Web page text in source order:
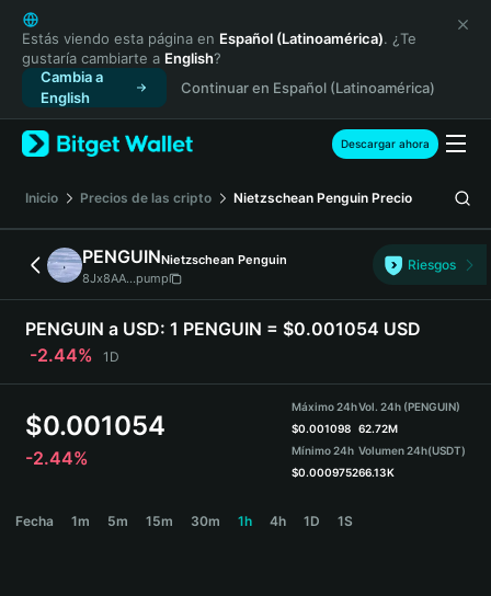
English
日本語
Tiếng Việt
Русский
Español (Latinoamérica)
Türkçe
Français
Deutsch
简体中文
繁體中文
Português (Portugal)
Bahasa Indonesia
ภาษาไทย
हिन्दी
Español
Português (Brasil)
Estás viendo esta página en Español (Latinoamérica). ¿Te
gustaría cambiarte a English?
Cambia a
English
Continuar en Español (Latinoamérica)
Descargar ahora
Inicio Precios de las cripto Nietzschean Penguin Precio
PENGUINNietzschean Penguin
8Jx8AA...pump
Riesgos
PENGUIN a USD: 1 PENGUIN = $0.001054 USD
-2.44%
1D
$0.001054
-2.44%
Máximo 24h
$0.001098
Mínimo 24h
$0.0009752
Vol. 24h (PENGUIN)
62.72M
Volumen 24h(USDT)
66.13K
Fecha 1m 5m 15m 30m 1h 4h 1D 1S